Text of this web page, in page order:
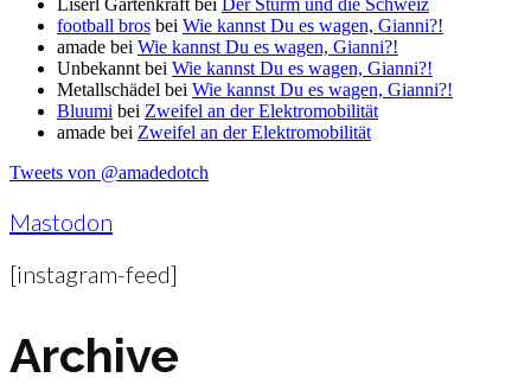
football bros bei Wie kannst Du es wagen, Gianni?!
amade bei Wie kannst Du es wagen, Gianni?!
Unbekannt bei Wie kannst Du es wagen, Gianni?!
Metallschädel bei Wie kannst Du es wagen, Gianni?!
Bluumi bei Zweifel an der Elektromobilität
amade bei Zweifel an der Elektromobilität
Tweets von @amadedotch
Mastodon
[instagram-feed]
Archive